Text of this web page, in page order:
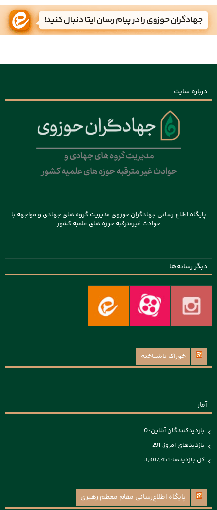
درباره سایت
پایگاه اطلاع رسانی جهادگران حوزوی مدیریت گروه های جهادی و مواجهه با
حوادث غیرمترقبه حوزه های علمیه کشور
دیگر رسانه‌ها
خوراک ناشناخته
آمار
بازدیدکنندگان آنلاین:0
بازدیدهای امروز:291
کل بازدیدها:3,407,451
پايگاه اطلاع‌رسانی مقام معظم رهبری